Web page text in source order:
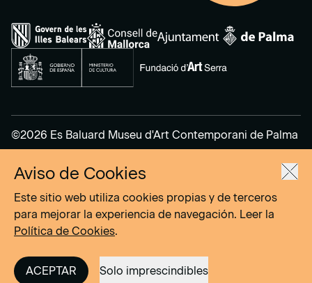
©2026 Es Baluard Museu d'Art Contemporani de Palma
Aviso Legal
Política de Privacidad
Política de cookies
Site byDOMO–A
Aviso de Cookies
Este sitio web utiliza cookies propias y de terceros
para mejorar la experiencia de navegación. Leer la
Política de Cookies.
ACEPTAR Solo imprescindibles